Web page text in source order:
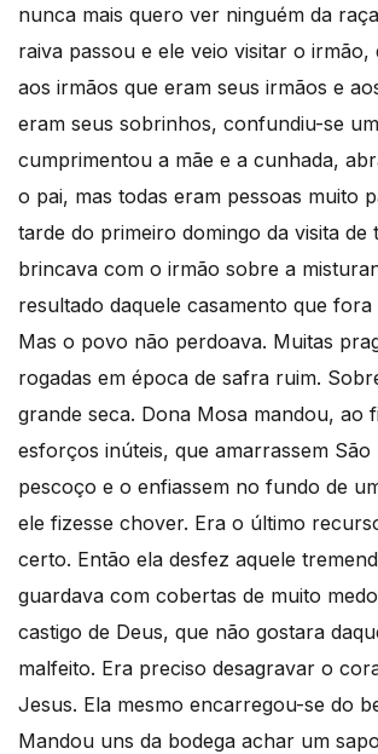
nunca mais quero ver ninguém da
raiva passou e ele veio visitar o irmão,
aos irmãos que eram seus irmãos e
eram seus sobrinhos, confundiu-se
cumprimentou a mãe e a cunhada,
o pai, mas todas eram pessoas muito
tarde do primeiro domingo da visita de
brincava com o irmão sobre a
resultado daquele casamento que fora
Mas o povo não perdoava. Muitas
rogadas em época de safra ruim.
grande seca. Dona Mosa mandou, ao
esforços inúteis, que amarrassem São
pescoço e o enfiassem no fundo de
ele fizesse chover. Era o último
certo. Então ela desfez aquele
guardava com cobertas de muito
castigo de Deus, que não gostara
malfeito. Era preciso desagravar o
Jesus. Ela mesmo encarregou-se do
Mandou uns da bodega achar um